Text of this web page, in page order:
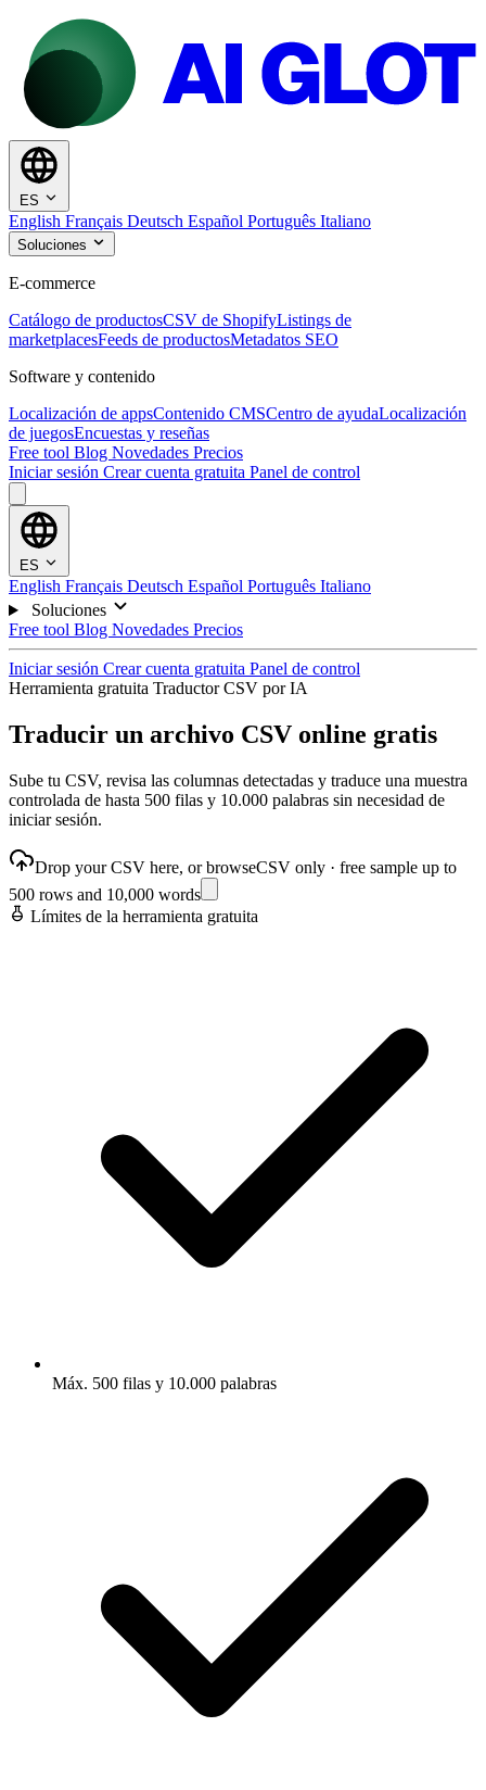
ES
English Français Deutsch Español Português Italiano
Soluciones
E-commerce
Catálogo de productosCSV de ShopifyListings de
marketplacesFeeds de productosMetadatos SEO
Software y contenido
Localización de appsContenido CMSCentro de ayudaLocalización
de juegosEncuestas y reseñas
Free tool Blog Novedades Precios
Iniciar sesión Crear cuenta gratuita Panel de control
ES
English Français Deutsch Español Português Italiano
Soluciones
Free tool Blog Novedades Precios
Iniciar sesión Crear cuenta gratuita Panel de control
Herramienta gratuita Traductor CSV por IA
Traducir un archivo CSV online gratis
Sube tu CSV, revisa las columnas detectadas y traduce una muestra
controlada de hasta 500 filas y 10.000 palabras sin necesidad de
iniciar sesión.
Drop your CSV here, or browseCSV only · free sample up to
500 rows and 10,000 words
Límites de la herramienta gratuita
Máx. 500 filas y 10.000 palabras